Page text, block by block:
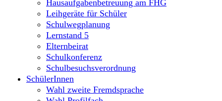
Hausaufgabenbetreuung am FHG
Leihgeräte für Schüler
Schulwegplanung
Lernstand 5
Elternbeirat
Schulkonferenz
Schulbesuchsverordnung
SchülerInnen
Wahl zweite Fremdsprache